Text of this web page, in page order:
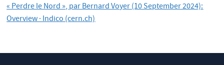
« Perdre le Nord », par Bernard Voyer (10 September 2024):
Overview · Indico (cern.ch)